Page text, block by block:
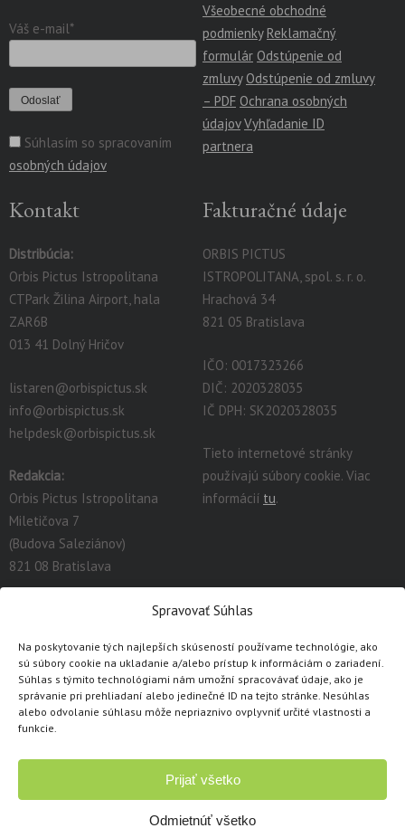
Spravovať Súhlas
Na poskytovanie tých najlepších skúseností používame technológie, ako
sú súbory cookie na ukladanie a/alebo prístup k informáciám o zariadení.
Súhlas s týmito technológiami nám umožní spracovávať údaje, ako je
správanie pri prehliadaní alebo jedinečné ID na tejto stránke. Nesúhlas
alebo odvolanie súhlasu môže nepriaznivo ovplyvniť určité vlastnosti a
funkcie.
Prijať všetko
Odmietnúť všetko
Váš e-mail*
Súhlasím so spracovaním
osobných údajov
Všeobecné obchodné
podmienky Reklamačný
formulár Odstúpenie od
zmluvy Odstúpenie od zmluvy
– PDF Ochrana osobných
údajov Vyhľadanie ID
partnera
Kontakt
Distribúcia:
Orbis Pictus Istropolitana
CTPark Žilina Airport, hala
ZAR6B
013 41 Dolný Hričov
listaren@orbispictus.sk
info@orbispictus.sk
helpdesk@orbispictus.sk
Redakcia:
Orbis Pictus Istropolitana
Miletičova 7
(Budova Saleziánov)
821 08 Bratislava
Fakturačné údaje
ORBIS PICTUS
ISTROPOLITANA, spol. s. r. o.
Hrachová 34
821 05 Bratislava
IČO: 0017323266
DIČ: 2020328035
IČ DPH: SK2020328035
Tieto internetové stránky
používajú súbory cookie. Viac
informácií tu.
Podrobnú dokumentáciu a návody na prácu s E-učebnicami
nájdete tu:https://orbispictus.sk/vyuka-co-naje-fektivnejsie-s-e-
ucebnicami/.
V prípade problémov s e-učebnicami alebo licenciami, prosím
Copyright © 1991 - 2026 Orbis Pictus Istropolitana, spol. s r.o.